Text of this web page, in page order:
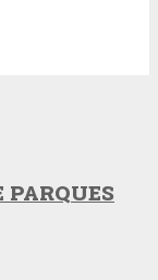
PARQUES